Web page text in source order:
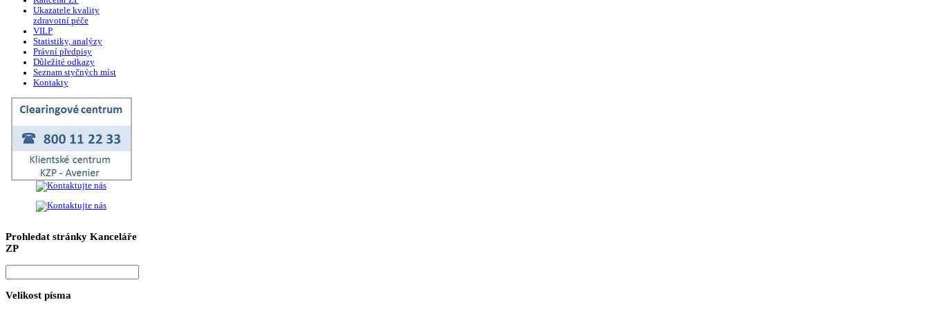
Ukazatele kvality
zdravotní péče
VILP
Statistiky, analýzy
Právní předpisy
Důležité odkazy
Seznam styčných míst
Kontakty
Prohledat stránky Kanceláře
ZP
Velikost písma